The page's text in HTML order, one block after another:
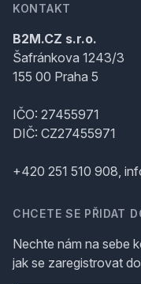
KONTAKT
B2M.CZ s.r.o.
Šafránkova 1243/3
155 00 Praha 5
IČO: 27455971
DIČ: CZ27455971
+420 251 510 908,
CHCETE SE PŘIDAT
Nechte nám na sebe
jak se zaregistrovat